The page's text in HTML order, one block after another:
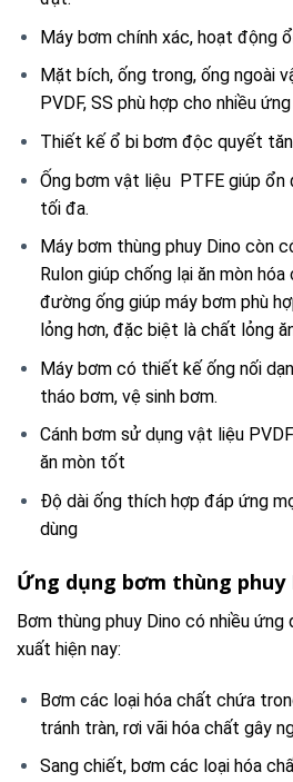
Máy bơm chính xác, hoạt động
Mặt bích, ống trong, ống ngoài
PVDF, SS phù hợp cho nhiều
Thiết kế ổ bi bơm độc quyết
Ống bơm vật liệu PTFE giúp
tối đa.
Máy bơm thùng phuy Dino còn
Rulon giúp chống lại ăn mòn
đường ống giúp máy bơm phù
lỏng hơn, đặc biệt là chất lỏng
Máy bơm có thiết kế ống nối
tháo bơm, vệ sinh bơm.
Cánh bơm sử dụng vật liệu
ăn mòn tốt
Độ dài ống thích hợp đáp ứng
dùng
Ứng dụng bơm thùng phuy
Bơm thùng phuy Dino có nhiều
xuất hiện nay:
Bơm các loại hóa chất chứa
tránh tràn, rơi vãi hóa chất gây
Sang chiết, bơm các loại hóa